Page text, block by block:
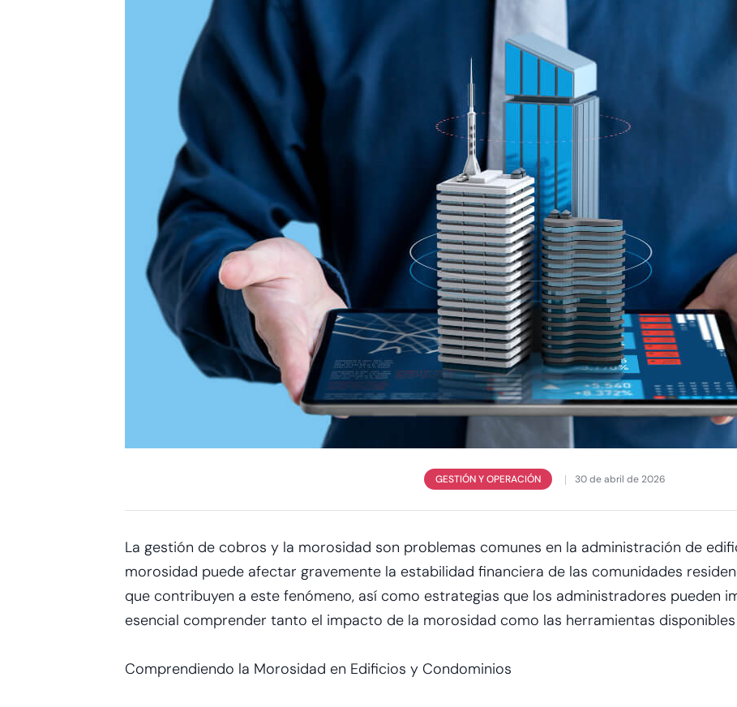
GESTIÓN Y OPERACIÓN 30 de abril de 2026
La gestión de cobros y la morosidad son problemas comunes en la administración de
morosidad puede afectar gravemente la estabilidad financiera de las comunidades
que contribuyen a este fenómeno, así como estrategias que los administradores pueden
esencial comprender tanto el impacto de la morosidad como las herramientas
Comprendiendo la Morosidad en Edificios y Condominios